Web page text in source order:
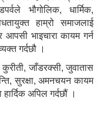
भौगोलिक, धार्मिक,
हाम्रो समाजलाई
आपसी भाइचारा कायम गर्न
गर्दछौ ।
कुरीती, जाँडरक्सी, जुवातास
सुरक्षा, अमनचयन कायम
अपिल गर्दछौं ।